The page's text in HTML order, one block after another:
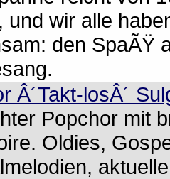
und wir alle
den SpaÃŸ
Â´Takt-losÂ´
Popchor mit
Oldies,